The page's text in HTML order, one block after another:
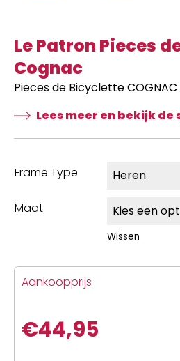
Le Patron Pieces
Cognac
Pieces de Bicyclette COGNAC
Lees meer en bekijk
Frame Type
Maat
Wissen
Aankoopprijs
€44,95